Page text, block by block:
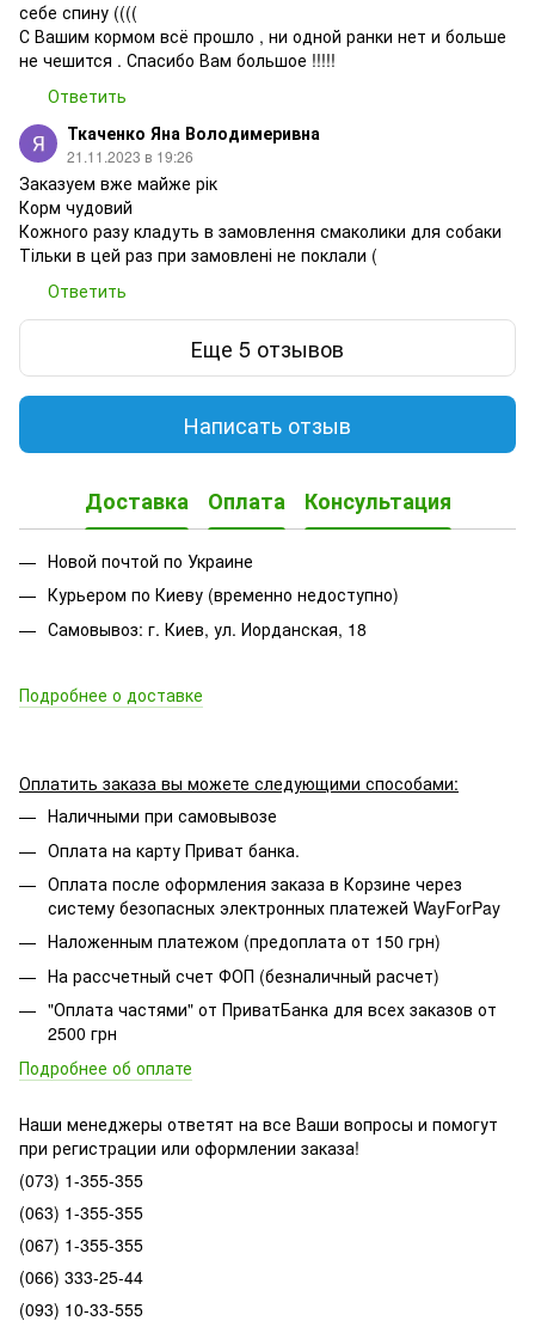
себе спину ((((
С Вашим кормом всё прошло , ни одной ранки нет и больше
не чешится . Спасибо Вам большое !!!!!
Ответить
Ткаченко Яна Володимеривна
21.11.2023 в 19:26
Заказуем вже майже рік
Корм чудовий
Кожного разу кладуть в замовлення смаколики для собаки
Тільки в цей раз при замовлені не поклали (
Ответить
Еще 5 отзывов
Написать отзыв
Доставка Оплата Консультация
Новой почтой по Украине
Курьером по Киеву (временно недоступно)
Самовывоз: г. Киев, ул. Иорданская, 18
Подробнее о доставке
Оплатить заказа вы можете следующими способами:
Наличными при самовывозе
Оплата на карту Приват банка.
Оплата после оформления заказа в Корзине через
систему безопасных электронных платежей WayForPay
Наложенным платежом (предоплата от 150 грн)
На рассчетный счет ФОП (безналичный расчет)
"Оплата частями" от ПриватБанка для всех заказов от
2500 грн
Подробнее об оплате
Наши менеджеры ответят на все Ваши вопросы и помогут
при регистрации или оформлении заказа!
(073) 1-355-355
(063) 1-355-355
(067) 1-355-355
(066) 333-25-44
(093) 10-33-555